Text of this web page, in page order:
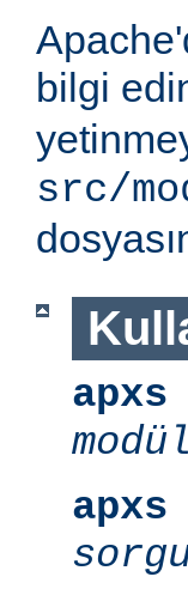
bilgi
src/
apxs
apxs